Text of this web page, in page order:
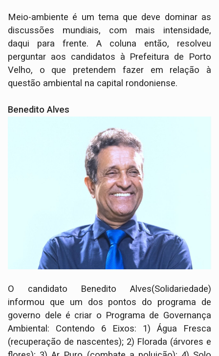
Meio-ambiente é um tema que deve dominar as
discussões mundiais, com mais intensidade,
daqui para frente. A coluna então, resolveu
perguntar aos candidatos à Prefeitura de Porto
Velho, o que pretendem fazer em relação à
questão ambiental na capital rondoniense.
Benedito Alves
O candidato Benedito Alves(Solidariedade)
informou que um dos pontos do programa de
governo dele é criar o Programa de Governança
Ambiental: Contendo 6 Eixos: 1) Água Fresca
(recuperação de nascentes); 2) Florada (árvores e